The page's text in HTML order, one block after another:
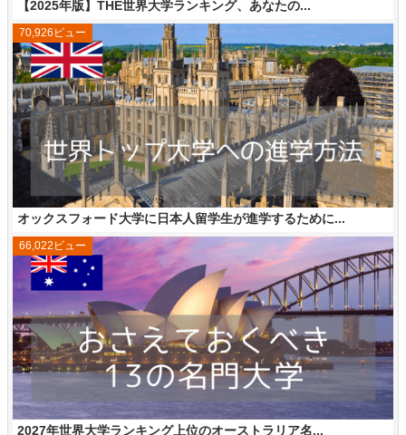
【2025年版】THE世界大学ランキング、あなたの...
オックスフォード大学に日本人留学生が進学するために...
70,926ビュー
2027年世界大学ランキング上位のオーストラリア名...
66,022ビュー